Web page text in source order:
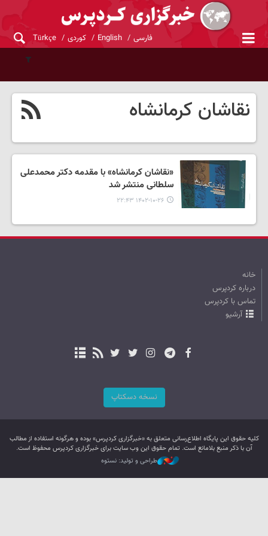
فارسی English کوردی Türkçe
نقاشان کرمانشاه
«نقاشان کرمانشاه» با مقدمه دکتر محمدعلی
سلطانی منتشر شد
۱۴۰۲-۱۰-۲۶ ۲۲:۴۳
خانه
درباره کردپرس
تماس با کردپرس
آرشیو
نسخه دسکتاپ
کليه حقوق اين پایگاه اطلاع‌رسانی متعلق به «خبرگزاری کردپرس» بوده و هرگونه استفاده از مطالب
آن با ذکر منبع بلامانع است. تمام حقوق این وب سایت برای خبرگزاری کردپرس محفوظ است.
طراحی و تولید: نستوه